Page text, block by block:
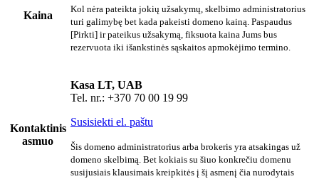
Kaina
Kol nėra pateikta jokių užsakymų, skelbimo administratorius
turi galimybę bet kada pakeisti domeno kainą. Paspaudus
[Pirkti] ir pateikus užsakymą, fiksuota kaina Jums bus
rezervuota iki išankstinės sąskaitos apmokėjimo termino.
Kontaktinis
asmuo
Kasa LT, UAB
Tel. nr.: +370 70 00 19 99
Susisiekti el. paštu
Šis domeno administratorius arba brokeris yra atsakingas už
domeno skelbimą. Bet kokiais su šiuo konkrečiu domenu
susijusiais klausimais kreipkitės į šį asmenį čia nurodytais